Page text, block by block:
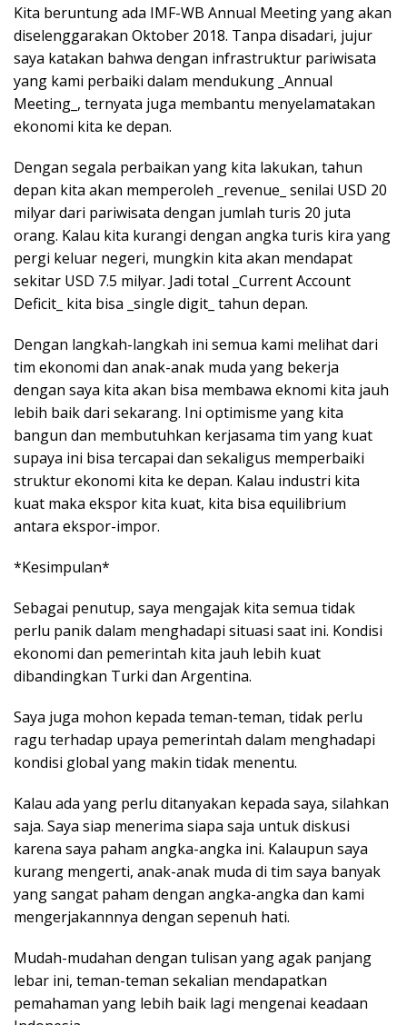
Kita beruntung ada IMF-WB Annual Meeting yang akan
diselenggarakan Oktober 2018. Tanpa disadari, jujur
saya katakan bahwa dengan infrastruktur pariwisata
yang kami perbaiki dalam mendukung _Annual
Meeting_, ternyata juga membantu menyelamatakan
ekonomi kita ke depan.
Dengan segala perbaikan yang kita lakukan, tahun
depan kita akan memperoleh _revenue_ senilai USD 20
milyar dari pariwisata dengan jumlah turis 20 juta
orang. Kalau kita kurangi dengan angka turis kira yang
pergi keluar negeri, mungkin kita akan mendapat
sekitar USD 7.5 milyar. Jadi total _Current Account
Deficit_ kita bisa _single digit_ tahun depan.
Dengan langkah-langkah ini semua kami melihat dari
tim ekonomi dan anak-anak muda yang bekerja
dengan saya kita akan bisa membawa eknomi kita jauh
lebih baik dari sekarang. Ini optimisme yang kita
bangun dan membutuhkan kerjasama tim yang kuat
supaya ini bisa tercapai dan sekaligus memperbaiki
struktur ekonomi kita ke depan. Kalau industri kita
kuat maka ekspor kita kuat, kita bisa equilibrium
antara ekspor-impor.
*Kesimpulan*
Sebagai penutup, saya mengajak kita semua tidak
perlu panik dalam menghadapi situasi saat ini. Kondisi
ekonomi dan pemerintah kita jauh lebih kuat
dibandingkan Turki dan Argentina.
Saya juga mohon kepada teman-teman, tidak perlu
ragu terhadap upaya pemerintah dalam menghadapi
kondisi global yang makin tidak menentu.
Kalau ada yang perlu ditanyakan kepada saya, silahkan
saja. Saya siap menerima siapa saja untuk diskusi
karena saya paham angka-angka ini. Kalaupun saya
kurang mengerti, anak-anak muda di tim saya banyak
yang sangat paham dengan angka-angka dan kami
mengerjakannnya dengan sepenuh hati.
Mudah-mudahan dengan tulisan yang agak panjang
lebar ini, teman-teman sekalian mendapatkan
pemahaman yang lebih baik lagi mengenai keadaan